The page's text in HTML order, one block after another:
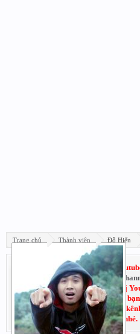
Trang chủ Thành viên Đỗ Hiến
Hãy đăng ký subscribe kênh
Youtube.com/
kế đồ họa. Do trước đó kênh cũ bị
thời gian chờ kháng cáo nếu các
không xem được thì có thể vào
nhé.